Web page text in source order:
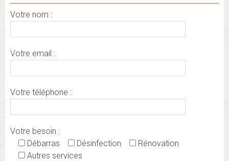
Votre nom :
Votre email :
Votre téléphone :
Votre besoin :
Débarras
Désinfection
Rénovation
Autres services